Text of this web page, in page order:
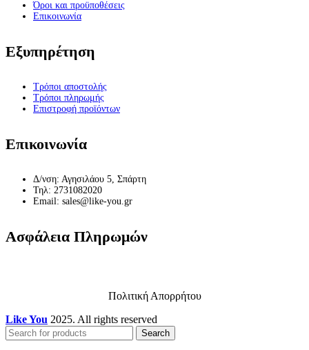
Όροι και προϋποθέσεις
Επικοινωνία
Εξυπηρέτηση
Τρόποι αποστολής
Τρόποι πληρωμής
Επιστροφή προϊόντων
Επικοινωνία
Δ/νση: Αγησιλάου 5, Σπάρτη
Τηλ: 2731082020
Email: sales@like-you.gr
Ασφάλεια Πληρωμών
Πολιτική Απορρήτου
Like You 2025. All rights reserved
Search